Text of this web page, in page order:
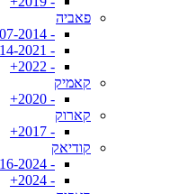
פאביה
- 2007-2014
- 2014-2021
- 2022+
קאמיק
- 2020+
קארוק
- 2017+
קודיאק
- 2016-2024
- 2024+